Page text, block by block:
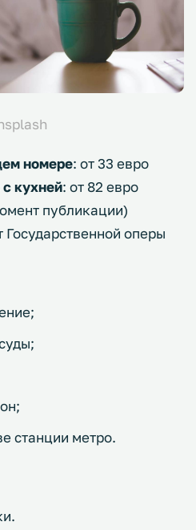
номере: от 33 евро
кухней: от 82 евро
публикации)
Государственной оперы
станции метро.